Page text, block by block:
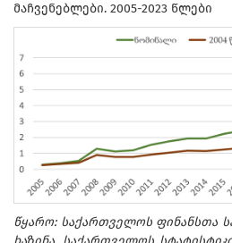
მაჩვენებლები. 2005-2023 წლები
წყარო: საქართველოს ფინანსთა